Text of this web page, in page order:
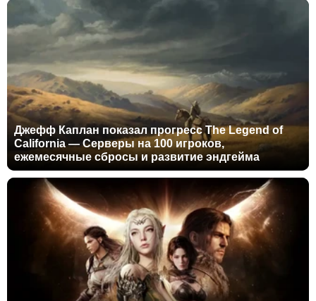
Джефф Каплан показал прогресс The Legend of
California — Серверы на 100 игроков,
ежемесячные сбросы и развитие эндгейма